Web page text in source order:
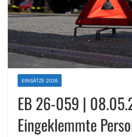
EINSÄTZE 2026
EB 26-059 |
Eingeklemmte